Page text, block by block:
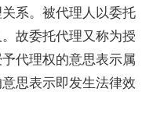
系。被代理人以委托
故委托代理又称为授
代理权的意思表示属
思表示即发生法律效